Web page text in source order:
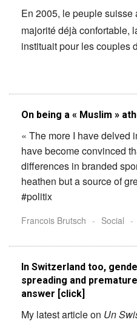
En 2005, le peuple
majorité déjà confortable,
instituait pour les couples
On being a « Muslim »
« The more I have delved
have become convinced
differences in branded
heathen but a source of
#politix
Francois Brutsch - Social -
In Switzerland too,
spreading and
answer [click]
My latest article on Un